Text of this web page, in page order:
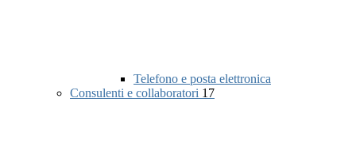
Telefono e posta elettronica
Consulenti e collaboratori 17